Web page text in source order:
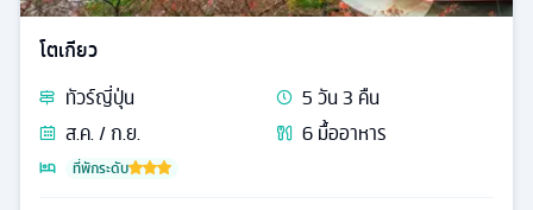
โตเกียว
ทัวร์ญี่ปุ่น 5วัน3 คืน
ส.ค. / ก.ย.
6มื้ออาหาร
ที่พักระดับ